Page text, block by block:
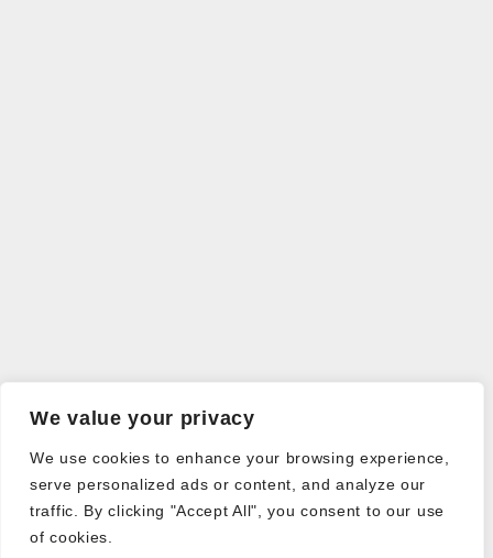
We value your privacy
We use cookies to enhance your browsing experience,
serve personalized ads or content, and analyze our
traffic. By clicking "Accept All", you consent to our use
of cookies.